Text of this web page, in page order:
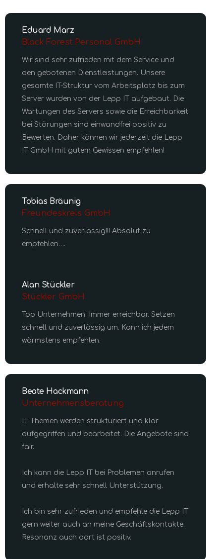
Eduard Marz
Black Forest Personal GmbH
Wir sind sehr zufrieden mit dem Service und
den gebotenen Dienstleistungen. Unsere
gesamte IT-Struktur vom Arbeitsplatz bis zum
Server wurden von der Lepp IT aufgebaut. Die
Wartungen des Servers sowie die Erreichbarkeit
bei Störungen sind einwandfrei positiv zu
Bewerten. Daher können wir jederzeit die Lepp
IT GmbH mit gutem Gewissen empfehlen!
Tobias Bräunig
Freundeskreis GmbH
Schnell und zuverlässig!!! Absolut zu
empfehlen….
Alan Stückler
Stückler GmbH
Top Unternehmen. Immer erreichbar. Setzen
schnell und zuverlässig um. Kann ich jedem
wärmstens empfehlen.
Beate Hackmann
Unternehmensberatung
IT Themen werden strukturiert und klar
aufgegriffen und bearbeitet. Die Angebote sind
fair.
Ich kann die Lepp IT bei Problemen anrufen
und erhalte sehr schnell Unterstützung.
Ich bin sehr zufrieden und empfehle die Lepp IT
gern weiter auch an meine Geschäftskontakte.
Resonanz auch dort ist positiv.